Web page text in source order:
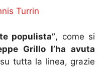
Turrin
populista”, come si
Grillo l’ha avuta
tutta la linea, grazie